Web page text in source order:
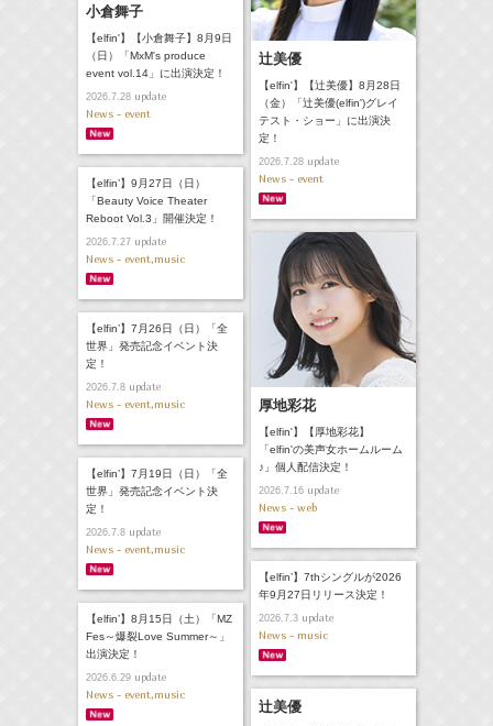
小倉舞子
【elfin'】【小倉舞子】8月9日
（日）「MxM's produce
event vol.14」に出演決定！
2026.7.28update
News - event
辻美優
【elfin'】【辻美優】8月28日
（金）「辻美優(elfin')グレイ
テスト・ショー」に出演決
定！
2026.7.28update
News - event
【elfin’】9月27日（日）
「Beauty Voice Theater
Reboot Vol.3」開催決定！
2026.7.27update
News - event,music
厚地彩花
【elfin'】【厚地彩花】
「elfin'の美声女ホームルーム
♪」個人配信決定！
2026.7.16update
News - web
【elfin’】7月26日（日）「全
世界」発売記念イベント決
定！
2026.7.8update
News - event,music
【elfin’】7月19日（日）「全
世界」発売記念イベント決
定！
2026.7.8update
News - event,music
【elfin’】7thシングルが2026
年9月27日リリース決定！
2026.7.3update
News - music
【elfin’】8月15日（土）「MZ
Fes～爆裂Love Summer～」
出演決定！
2026.6.29update
News - event,music
辻美優